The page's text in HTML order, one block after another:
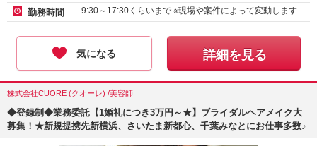
勤務時間 9:30～17:30くらいまで ※現場や案件によって変動します
気になる 詳細を見る
株式会社CUORE (クオーレ) /美容師
◆登録制◆業務委託【1婚礼につき3万円～★】ブライダルヘアメイク大
募集！★新規提携先新横浜、さいたま新都心、千葉みなとにお仕事多数♪